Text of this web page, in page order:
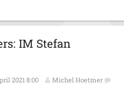
IM Stefan
2021 8:00
Michel Hoetmer